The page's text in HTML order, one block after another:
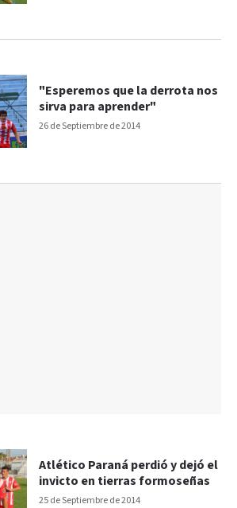
26 de Septiembre de 2014
"Esperemos que la derrota nos
sirva para aprender"
25 de Septiembre de 2014
Atlético Paraná perdió y dejó el
invicto en tierras formoseñas